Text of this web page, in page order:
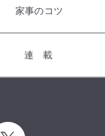
家事のコツ
連載